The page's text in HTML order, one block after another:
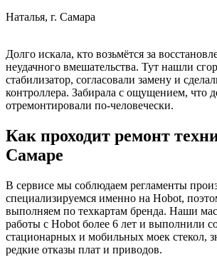
Наталья, г. Самара
Долго искала, кто возьмётся за
неудачного вмешательства. Тут нашли
стабилизатор, согласовали замену и
контроллера. Забирала с ощущением, что
отремонтировали по-человечески.
Как проходит ремонт
Самаре
В сервисе мы соблюдаем регламенты
специализируемся именно на Hobot,
выполняем по техкартам бренда. Наши
работы с Hobot более 6 лет и выполнили
стационарных и мобильных моек стекол,
редкие отказы плат и приводов.